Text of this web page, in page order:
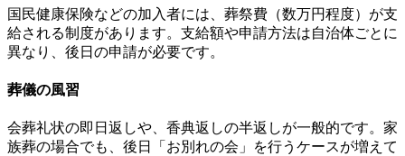
国民健康保険などの加入者には、葬祭費（数万円程度）が支
給される制度があります。支給額や申請方法は自治体ごとに
異なり、後日の申請が必要です。
葬儀の風習
会葬礼状の即日返しや、香典返しの半返しが一般的です。家
族葬の場合でも、後日「お別れの会」を行うケースが増えて